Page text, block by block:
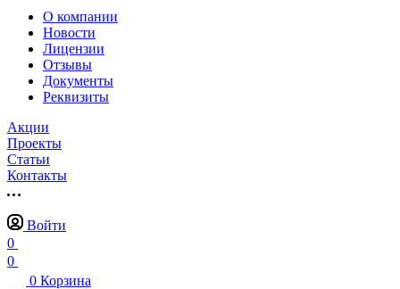
О компании
Новости
Лицензии
Отзывы
Документы
Реквизиты
Акции
Проекты
Статьи
Контакты
Войти
0
0
0 Корзина